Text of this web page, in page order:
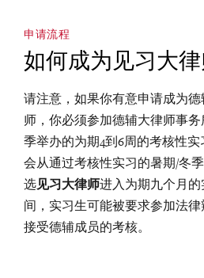
申请流程
如何成为见习大
请注意，如果你有意申请成为
师，你必须参加德辅大律师事
季举办的为期4到6周的考核性实
会从通过考核性实习的暑期/冬
选见习大律师进入为期九个月
间，实习生可能被要求参加法
接受德辅成员的考核。